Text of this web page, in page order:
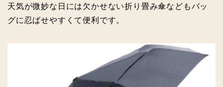
天気が微妙な日には欠かせない折り畳み傘などもバッ
グに忍ばせやすくて便利です。